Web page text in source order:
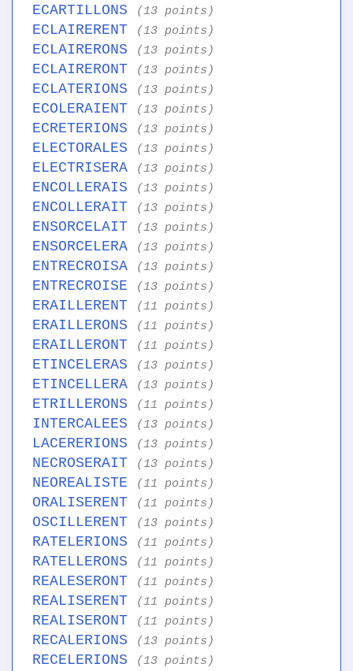
ECARTILLONS (13 points)
ECLAIRERENT (13 points)
ECLAIRERONS (13 points)
ECLAIRERONT (13 points)
ECLATERIONS (13 points)
ECOLERAIENT (13 points)
ECRETERIONS (13 points)
ELECTORALES (13 points)
ELECTRISERA (13 points)
ENCOLLERAIS (13 points)
ENCOLLERAIT (13 points)
ENSORCELAIT (13 points)
ENSORCELERA (13 points)
ENTRECROISA (13 points)
ENTRECROISE (13 points)
ERAILLERENT (11 points)
ERAILLERONS (11 points)
ERAILLERONT (11 points)
ETINCELERAS (13 points)
ETINCELLERA (13 points)
ETRILLERONS (11 points)
INTERCALEES (13 points)
LACERERIONS (13 points)
NECROSERAIT (13 points)
NEOREALISTE (11 points)
ORALISERENT (11 points)
OSCILLERENT (13 points)
RATELERIONS (11 points)
RATELLERONS (11 points)
REALESERONT (11 points)
REALISERENT (11 points)
REALISERONT (11 points)
RECALERIONS (13 points)
RECELERIONS (13 points)